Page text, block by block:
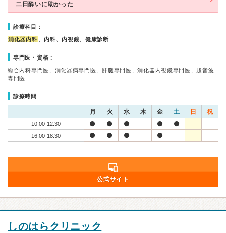
二日酔いに助かった
診療科目：
消化器内科 、内科、内視鏡、健康診断
専門医・資格：
総合内科専門医、消化器病専門医、肝臓専門医、消化器内視鏡専門医、超音波
専門医
診療時間
月 火 水 木 金 土 日 祝
10:00-12:30
16:00-18:30
公式サイト
しのはらクリニック